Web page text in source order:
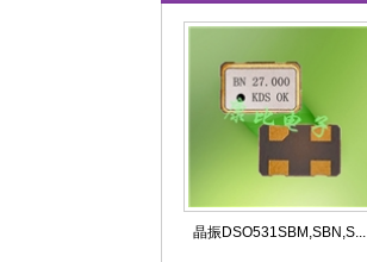
晶振DSO531SBM,SBN,S...